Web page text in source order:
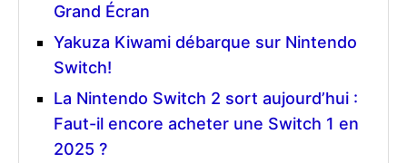
Grand Écran
Yakuza Kiwami débarque sur Nintendo
Switch!
La Nintendo Switch 2 sort aujourd’hui :
Faut-il encore acheter une Switch 1 en
2025 ?